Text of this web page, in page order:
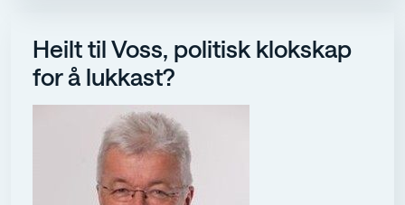
Heilt til Voss, politisk klokskap
for å lukkast?